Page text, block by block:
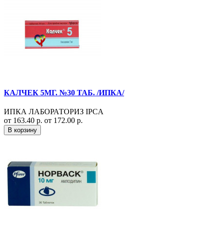
КАЛЧЕК 5МГ. №30 ТАБ. /ИПКА/
ИПКА ЛАБОРАТОРИЗ IPCA
от 163.40 р. от 172.00 р.
В корзину